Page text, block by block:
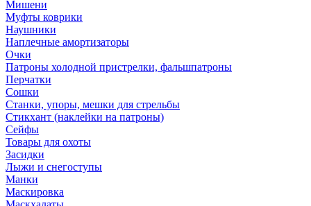
Мишени
Муфты коврики
Наушники
Наплечные амортизаторы
Очки
Патроны холодной пристрелки, фальшпатроны
Перчатки
Сошки
Станки, упоры, мешки для стрельбы
Стикхант (наклейки на патроны)
Сейфы
Товары для охоты
Засидки
Лыжи и снегоступы
Манки
Маскировка